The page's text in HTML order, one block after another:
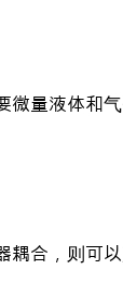
量液体和气
合，则可